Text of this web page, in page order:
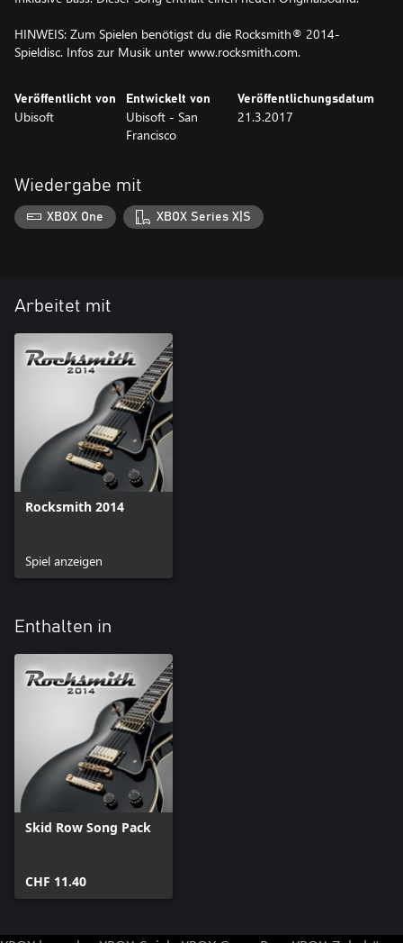
HINWEIS: Zum Spielen benötigst du die Rocksmith® 2014-
Spieldisc. Infos zur Musik unter www.rocksmith.com.
Veröffentlicht von
Ubisoft
Entwickelt von
Ubisoft - San
Francisco
Veröffentlichungsdatum
21.3.2017
Wiedergabe mit
XBOX One XBOX Series X|S
Arbeitet mit
Rocksmith 2014
Spiel anzeigen
Enthalten in
Skid Row Song Pack
CHF 11.40